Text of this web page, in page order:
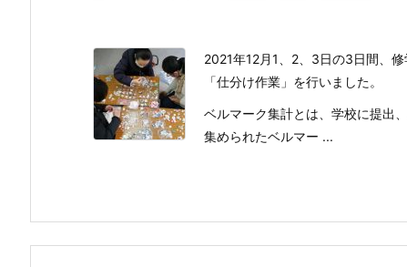
2021年12月1、2、3日の3日間、
「仕分け作業」を行いました。
ベルマーク集計とは、学校に提出
集められたベルマー ...